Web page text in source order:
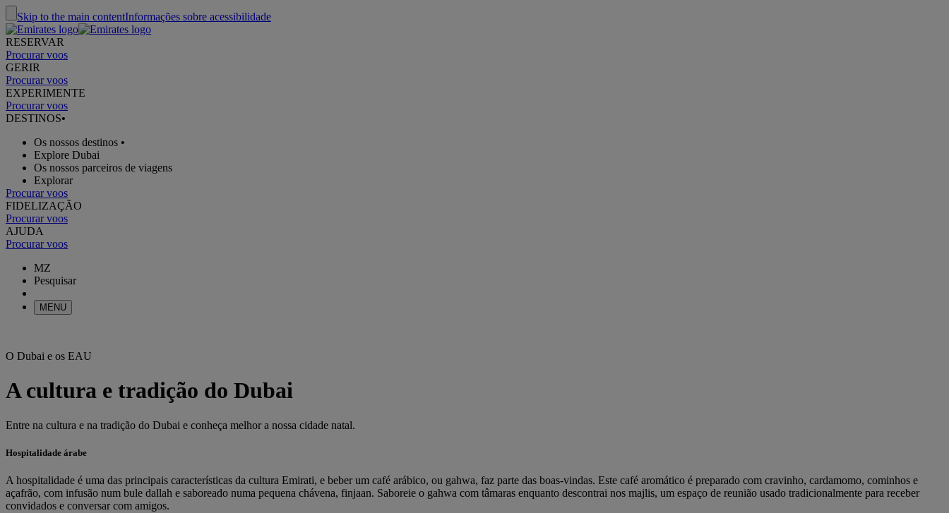
Skip to the main contentInformações sobre acessibilidade
RESERVAR
Procurar voos
GERIR
Procurar voos
EXPERIMENTE
Procurar voos
DESTINOS•
Os nossos destinos •
Explore Dubai
Os nossos parceiros de viagens
Explorar
Procurar voos
FIDELIZAÇÃO
Procurar voos
AJUDA
Procurar voos
MZ
Pesquisar
MENU
O Dubai e os EAU
A cultura e tradição do Dubai
Entre na cultura e na tradição do Dubai e conheça melhor a nossa cidade natal.
Hospitalidade árabe
A hospitalidade é uma das principais características da cultura Emirati, e beber um café arábico, ou gahwa, faz parte das boas-vindas. Este café aromático é preparado com cravinho, cardamomo, cominhos e
açafrão, com infusão num bule dallah e saboreado numa pequena chávena, finjaan. Saboreie o gahwa com tâmaras enquanto descontrai nos majlis, um espaço de reunião usado tradicionalmente para receber
convidados e conversar com amigos.